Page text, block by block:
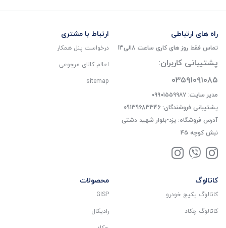
راه های ارتباطی
تماس فقط روز های کاری ساعت 8الی13
پشتیبانی کاربران:
۰۳۵۹۱۰۹۱۰۸۵
مدیر سایت: ۰۹۹۰۱۵۵۹۹۸۷
پشتیبانی فروشندگان: 09139683346
آدرس فروشگاه: یزد-بلوار شهید دشتی
نبش کوچه 45
ارتباط با مشتری
درخواست پنل همکار
اعلام کالای مرجوعی
sitemap
کاتالوگ
کاتالوگ پکیج خودرو
کاتالوگ چکاد
محصولات
GISP
رادیکال